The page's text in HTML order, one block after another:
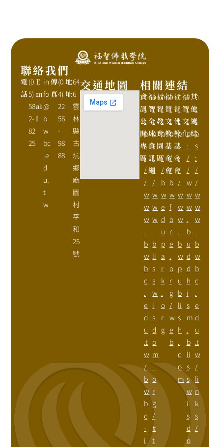
聯絡我們
電
話
(0
5)
58
2-
82
25
E
m
ai
l
in
fo
@
b
w
bc
.e
d
u.
t
w
傳
真
(0
4)
22
56
-
98
88
地
址
64
6
雲
林
縣
古
坑
鄉
麻
園
村
平
和
25
號
交通地圖 相關連結
資
訊
公
開
專
區
h
t
t
p
s
:
/
/
w
w
w
.
b
w
b
c
.
e
d
u
.t
w
/
b
w
b
c
-
i
福
智
全
球
資
訊
網
h
t
t
p
s
:
/
/
w
w
w
.
b
li
s
s
w
i
s
d
o
m
.
o
r
g
/
#
t
福
智
教
育
園
區
h
t
t
p
:
/
/
b
w
e
d
u
p
a
r
k
.
o
r
g
福
智
文
教
基
金
會
h
t
t
p
:
/
/
b
w
f
o
c
e
.
o
r
g
/
w
e
b
福
智
佛
教
基
金
會
h
t
t
p
s
:
/
/
w
w
w
.
b
w
p
u
b
li
s
h
.
c
o
m
福
智
文
化
h
t
t
p
:
/
/
w
w
w
.
b
u
d
d
h
i
s
m
.
b
li
s
s
w
i
s
d
o
其
他
連
結
h
t
t
p
s
:
/
/
w
w
w
.
b
w
b
c
.
e
d
u
.t
w
/
li
n
k
s
/